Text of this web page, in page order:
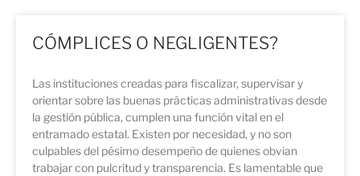
CÓMPLICES O NEGLIGENTES?
Las instituciones creadas para fiscalizar, supervisar y
orientar sobre las buenas prácticas administrativas desde
la gestión pública, cumplen una función vital en el
entramado estatal. Existen por necesidad, y no son
culpables del pésimo desempeño de quienes obvian
trabajar con pulcritud y transparencia. Es lamentable que